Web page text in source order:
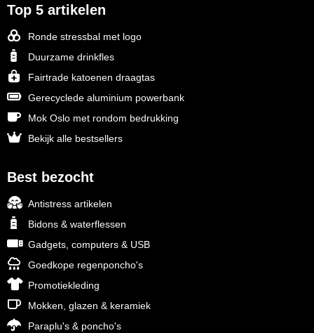
Top 5 artikelen
Ronde stressbal met logo
Duurzame drinkfles
Fairtrade katoenen draagtas
Gerecyclede aluminium powerbank
Mok Oslo met rondom bedrukking
Bekijk alle bestsellers
Best bezocht
Antistress artikelen
Bidons & waterflessen
Gadgets, computers & USB
Goedkope regenponcho's
Promotiekleding
Mokken, glazen & keramiek
Paraplu's & poncho's